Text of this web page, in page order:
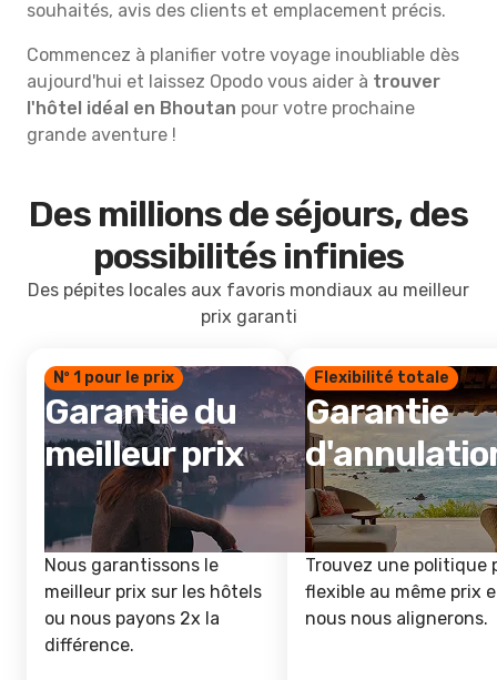
souhaités, avis des clients et emplacement précis.
Commencez à planifier votre voyage inoubliable dès
aujourd'hui et laissez Opodo vous aider à trouver
l'hôtel idéal en Bhoutan pour votre prochaine
grande aventure !
Des millions de séjours, des
possibilités infinies
Des pépites locales aux favoris mondiaux au meilleur
prix garanti
Nº 1 pour le prix
Garantie du
meilleur prix
Nous garantissons le
meilleur prix sur les hôtels
ou nous payons 2x la
différence.
Flexibilité totale
Garantie
Trouvez une politique
flexible au même prix
nous nous alignerons.